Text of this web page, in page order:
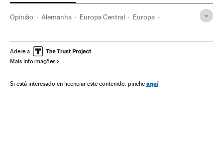
Opinião Alemanha Europa Central Europa
Adere a
Mais informações
Si está interesado en licenciar este contenido, pinche aquí